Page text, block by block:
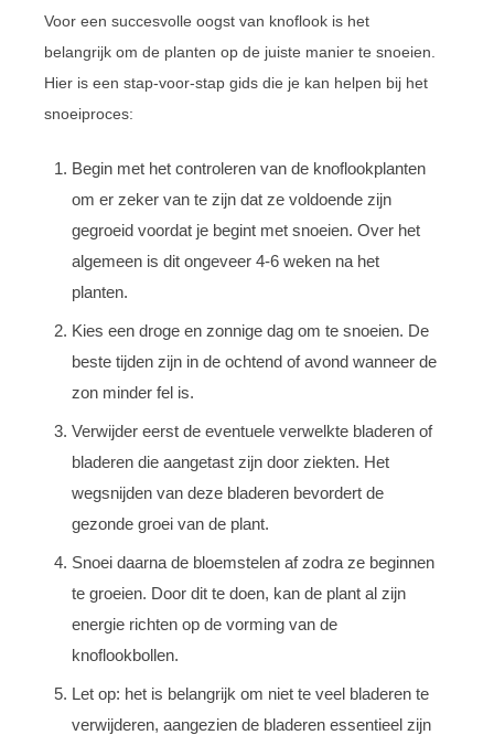
Voor een succesvolle oogst van knoflook is het
belangrijk om de planten op de juiste manier te snoeien.
Hier is een stap-voor-stap gids die je kan helpen bij het
snoeiproces:
Begin met het controleren van de knoflookplanten
om er zeker van te zijn dat ze voldoende zijn
gegroeid voordat je begint met snoeien. Over het
algemeen is dit ongeveer 4-6 weken na het
planten.
Kies een droge en zonnige dag om te snoeien. De
beste tijden zijn in de ochtend of avond wanneer de
zon minder fel is.
Verwijder eerst de eventuele verwelkte bladeren of
bladeren die aangetast zijn door ziekten. Het
wegsnijden van deze bladeren bevordert de
gezonde groei van de plant.
Snoei daarna de bloemstelen af zodra ze beginnen
te groeien. Door dit te doen, kan de plant al zijn
energie richten op de vorming van de
knoflookbollen.
Let op: het is belangrijk om niet te veel bladeren te
verwijderen, aangezien de bladeren essentieel zijn